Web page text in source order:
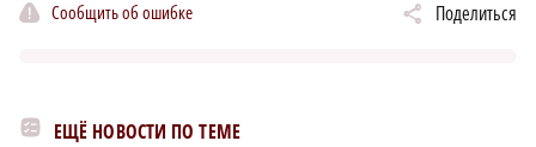
Сообщить об ошибке Поделиться
ЕЩЁ НОВОСТИ ПО ТЕМЕ